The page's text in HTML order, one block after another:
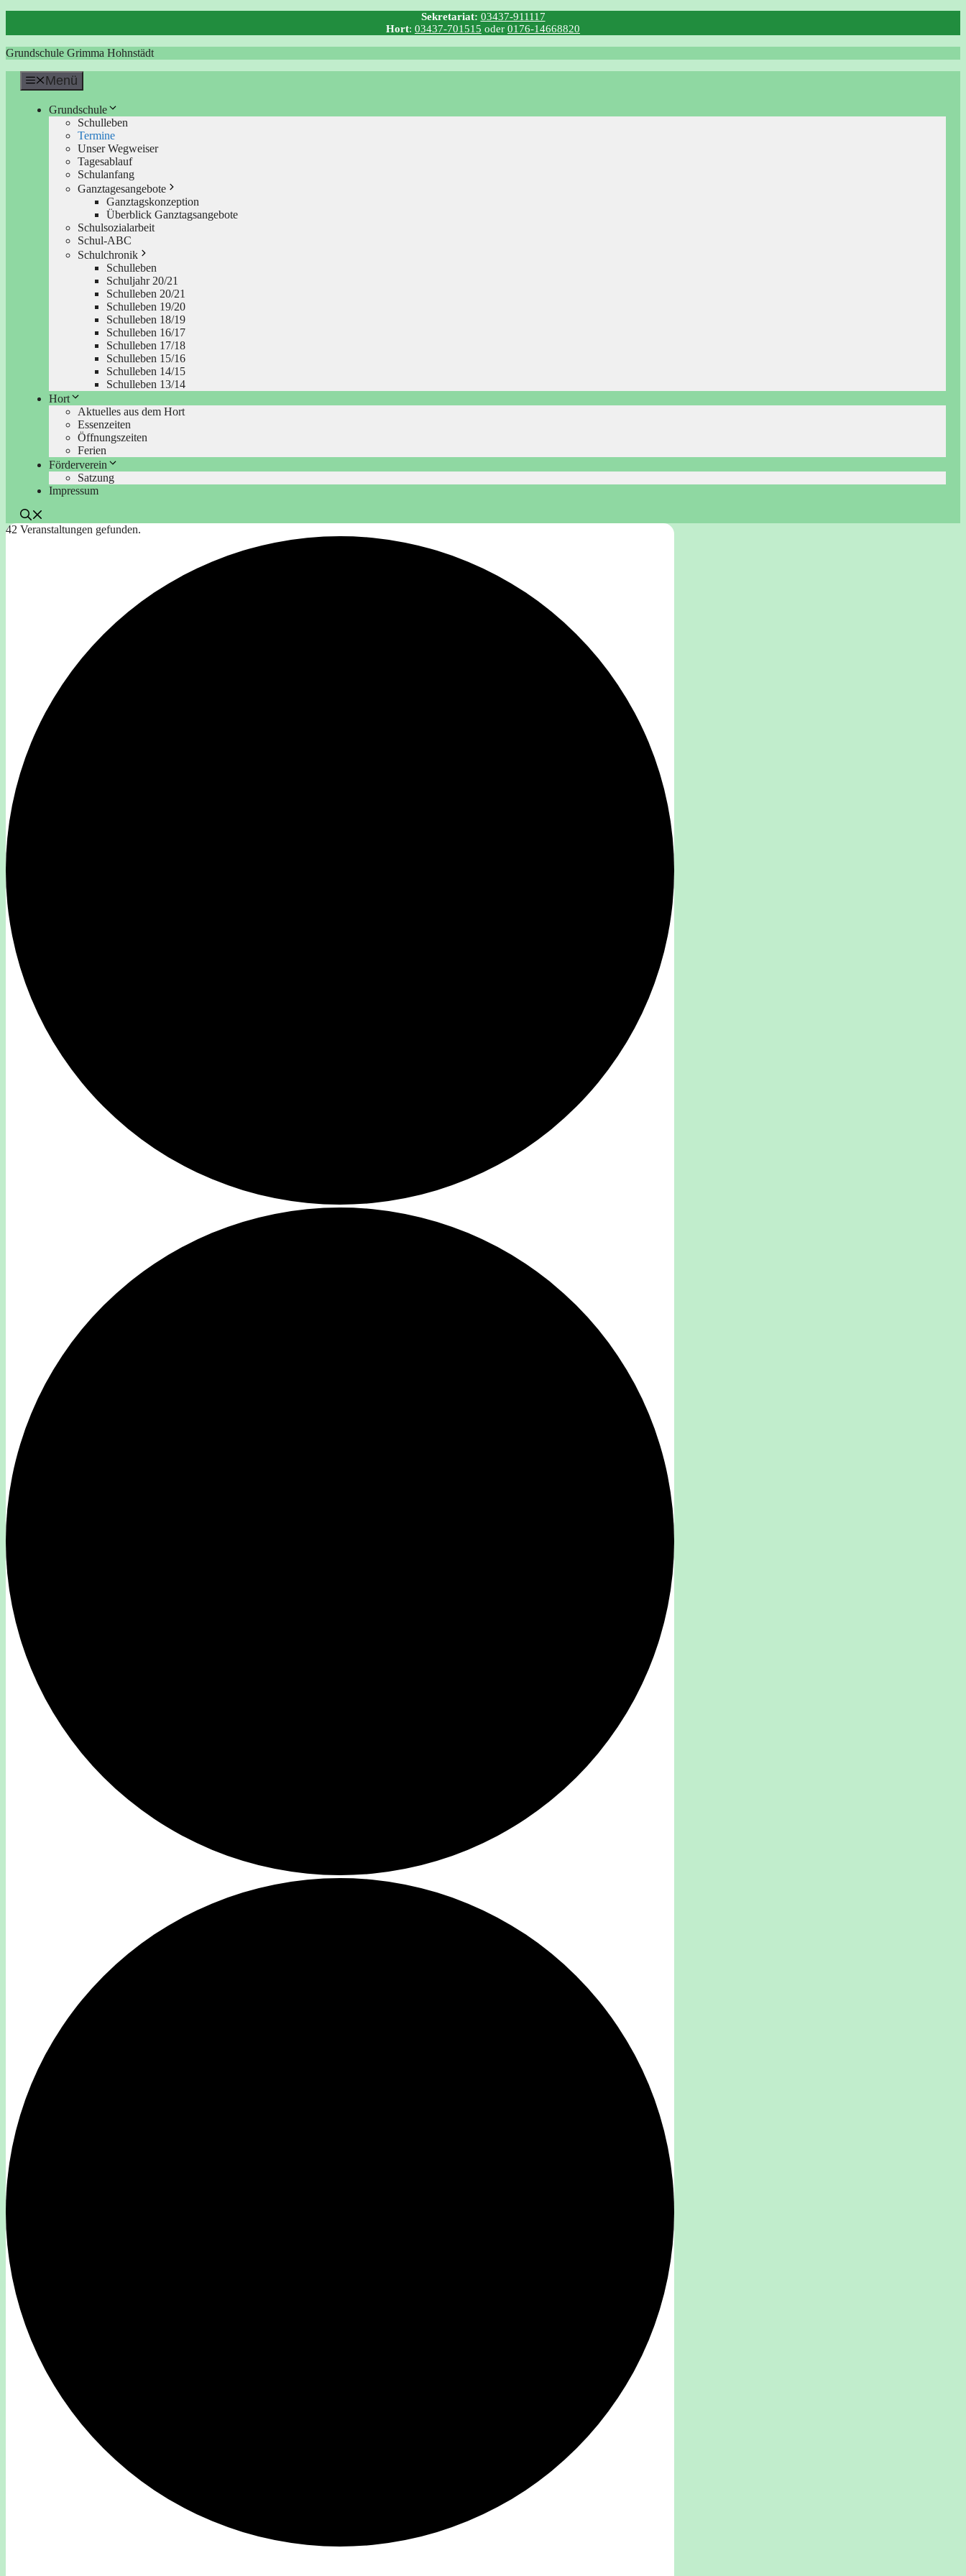
Sekretariat: 03437-911117
Hort: 03437-701515 oder 0176-14668820
Grundschule Grimma Hohnstädt
Menü
Grundschule
Schulleben
Termine
Unser Wegweiser
Tagesablauf
Schulanfang
Ganztagesangebote
Ganztagskonzeption
Überblick Ganztagsangebote
Schulsozialarbeit
Schul-ABC
Schulchronik
Schulleben
Schuljahr 20/21
Schulleben 20/21
Schulleben 19/20
Schulleben 18/19
Schulleben 16/17
Schulleben 17/18
Schulleben 15/16
Schulleben 14/15
Schulleben 13/14
Hort
Aktuelles aus dem Hort
Essenzeiten
Öffnungszeiten
Ferien
Förderverein
Satzung
Impressum
42 Veranstaltungen gefunden.